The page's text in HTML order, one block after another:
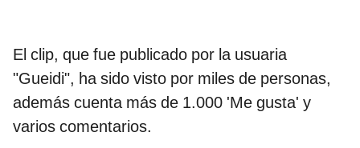
El clip, que fue publicado por la usuaria
"Gueidi", ha sido visto por miles de personas,
además cuenta más de 1.000 'Me gusta' y
varios comentarios.